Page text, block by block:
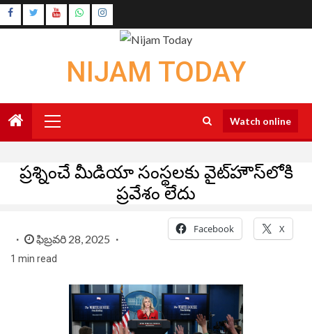
Skip
to
Instagram
NIJAM TODAY
Menu
Watch online
ప్రశ్నించే మీడియా సంస్థలకు వైట్‌హౌస్‌లోకి
ప్రవేశం లేదు
ఫిబ్రవరి 28, 2025
1 min read
Facebook X